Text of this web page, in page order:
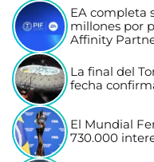
EA completa
millones por
Affinity
La final del
fecha
El Mundial
730.000